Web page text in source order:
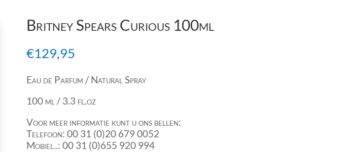
Britney Spears Curious 100ml
€129,95
Eau de Parfum / Natural Spray
100 ml / 3.3 fl.oz
Voor meer informatie kunt u ons bellen:
Telefoon: 00 31 (0)20 679 0052
Mobiel..: 00 31 (0)655 920 994